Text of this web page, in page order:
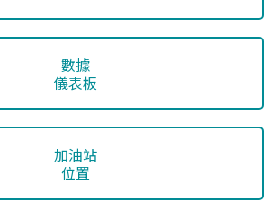
數據
儀表板
加油站
位置